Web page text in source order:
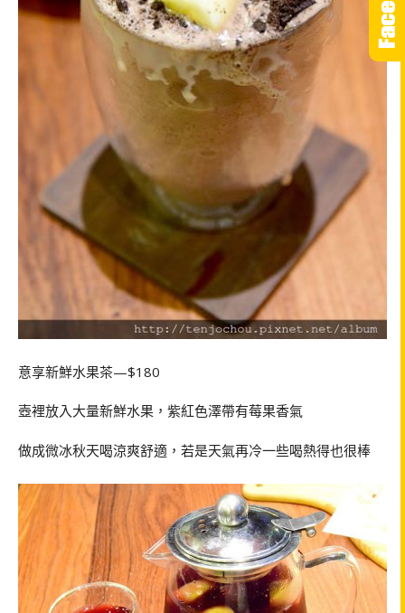
意享新鮮水果茶—$180
壺裡放入大量新鮮水果，紫紅色澤帶有莓果香氣
做成微冰秋天喝涼爽舒適，若是天氣再冷一些喝熱得也很棒